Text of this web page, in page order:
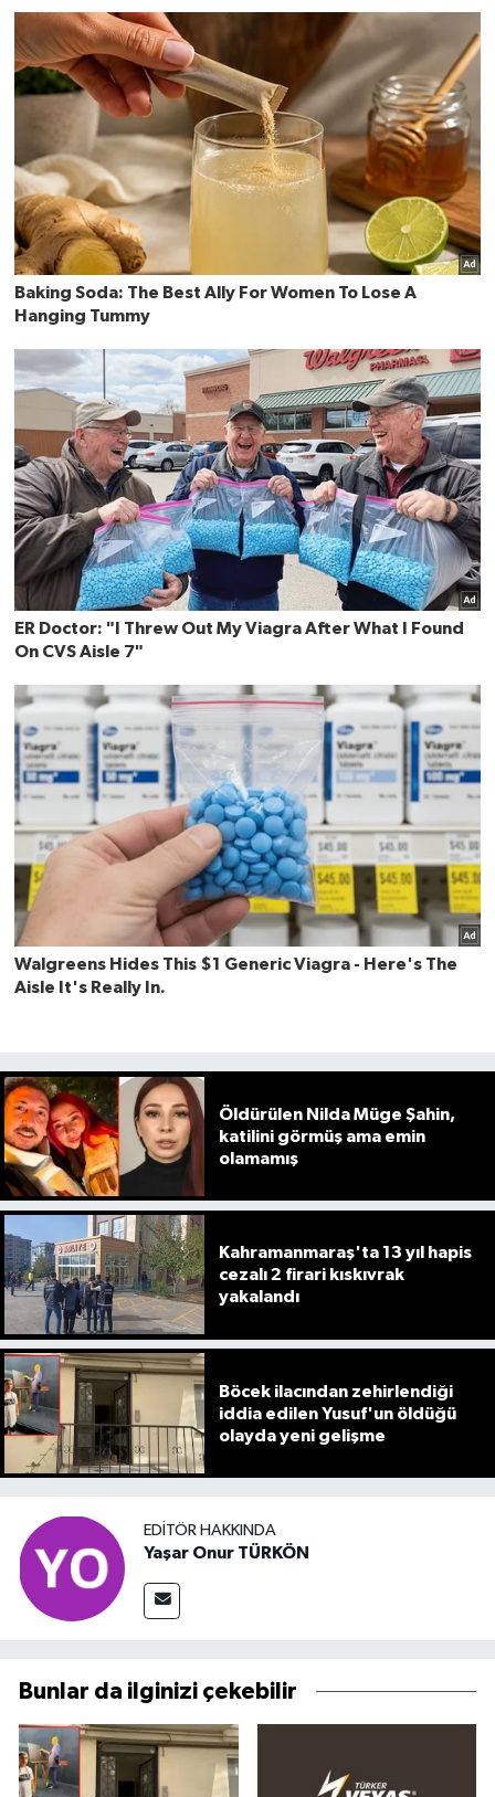
Öldürülen Nilda Müge Şahin,
katilini görmüş ama emin
olamamış
Kahramanmaraş'ta 13 yıl hapis
cezalı 2 firari kıskıvrak
yakalandı
Böcek ilacından zehirlendiği
iddia edilen Yusuf'un öldüğü
olayda yeni gelişme
EDITÖR HAKKINDA
Yaşar Onur TÜRKÖN
Bunlar da ilginizi çekebilir